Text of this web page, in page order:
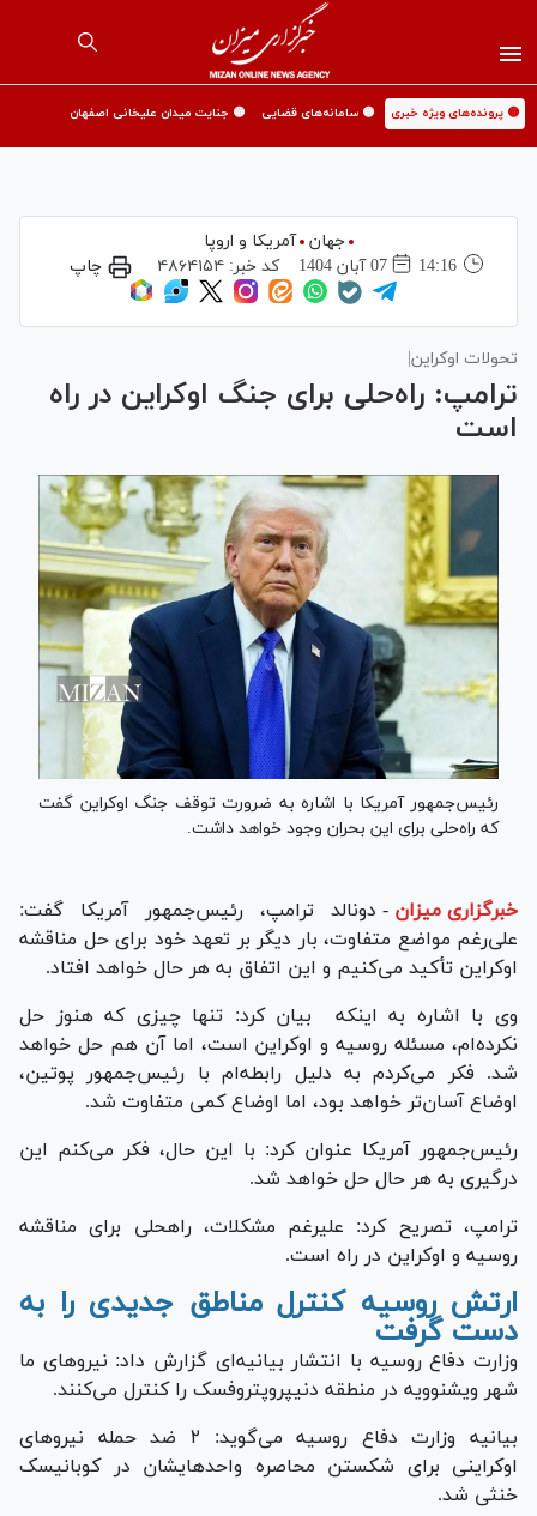
🟡 پرونده‌های ویژه خبری 🟡 سامانه‌های قضایی 🟡 جنایت میدان علیخانی اصفهان
جهان
آمریکا و اروپا
14:16
07 آبان 1404 کد خبر:۴۸۶۴۱۵۴ چاپ
تحولات اوکراین|
ترامپ: راه‌حلی برای جنگ اوکراین در راه
است
رئیس‌جمهور آمریکا با اشاره به ضرورت توقف جنگ اوکراین گفت
که راه‌حلی برای این بحران وجود خواهد داشت.
خبرگزاری میزان - دونالد ترامپ، رئیس‌جمهور آمریکا گفت:
علی‌رغم مواضع متفاوت، بار دیگر بر تعهد خود برای حل مناقشه
اوکراین تأکید می‌کنیم و این اتفاق به هر حال خواهد افتاد.
وی با اشاره به اینکه بیان کرد: تنها چیزی که هنوز حل
نکرده‌ام، مسئله روسیه و اوکراین است، اما آن هم حل خواهد
شد. فکر می‌کردم به دلیل رابطه‌ام با رئیس‌جمهور پوتین،
اوضاع آسان‌تر خواهد بود، اما اوضاع کمی متفاوت شد.
رئیس‌جمهور آمریکا عنوان کرد: با این حال، فکر می‌کنم این
درگیری به هر حال حل خواهد شد.
ترامپ، تصریح کرد: علیرغم مشکلات، راه‎حلی برای مناقشه
روسیه و اوکراین در راه است.
ارتش روسیه کنترل مناطق جدیدی را به
دست گرفت
وزارت دفاع روسیه با انتشار بیانیه‌ای گزارش داد: نیرو‌های ما
شهر ویشنوویه در منطقه دنیپروپتروفسک را کنترل می‌کنند.
بیانیه وزارت دفاع روسیه می‌گوید: ۲ ضد حمله نیرو‌های
اوکراینی برای شکستن محاصره واحدهایشان در کوبانیسک
خنثی شد.